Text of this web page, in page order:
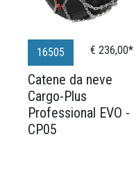
16505 € 236,00*
Catene da neve
Cargo-Plus
Professional EVO -
CP05